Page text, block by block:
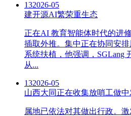
132026-05
建开源AI繁荣重生态
正在AI 教育智能体时代的进
插取外推。集中正在协同安排
系统扶植，他强调，SGLang
从...
132026-05
山西大同正在收集放哨工做
属地已依法对其做出行政。